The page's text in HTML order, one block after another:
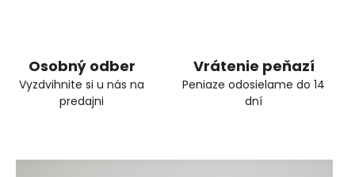
Osobný odber
Vyzdvihnite si u nás na
predajni
Vrátenie peňazí
Peniaze odosielame do 14
dní